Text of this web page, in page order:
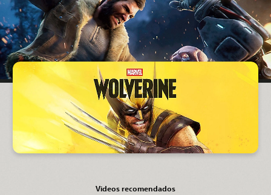
Videos recomendados